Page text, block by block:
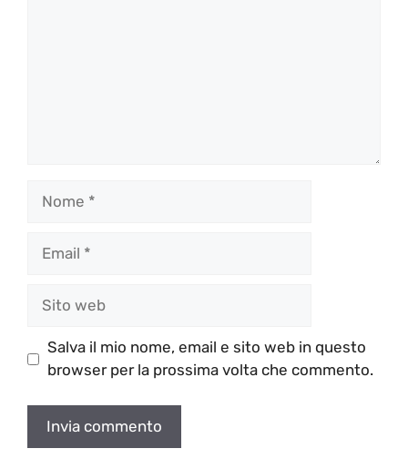
Salva il mio nome, email e sito web in questo
browser per la prossima volta che commento.